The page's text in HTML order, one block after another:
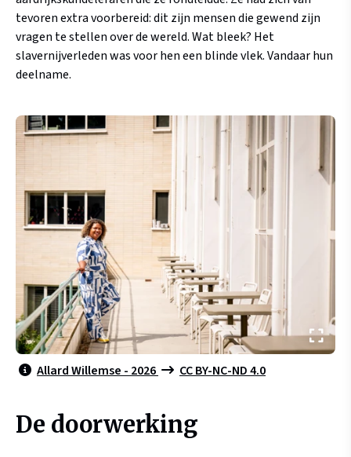
tevoren extra voorbereid: dit zijn mensen die gewend zijn
vragen te stellen over de wereld. Wat bleek? Het
slavernijverleden was voor hen een blinde vlek. Vandaar hun
deelname.
Allard Willemse - 2026 CC BY-NC-ND 4.0
De doorwerking